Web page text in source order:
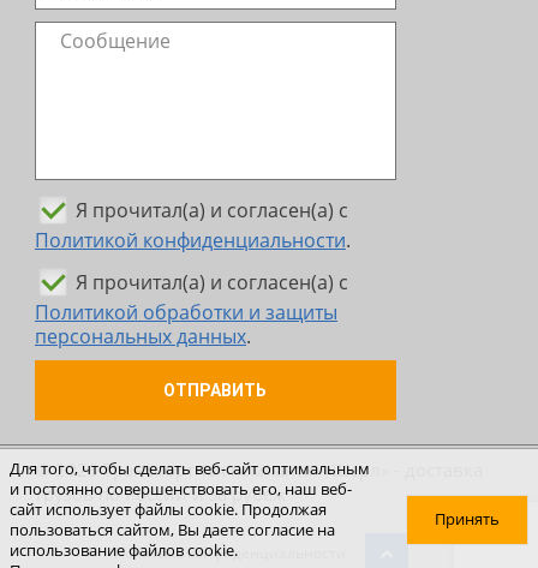
Я прочитал(а) и согласен(а) с
Политикой конфиденциальности.
Я прочитал(а) и согласен(а) с
Политикой обработки и защиты
персональных данных.
ОТПРАВИТЬ
© 2026 Транспортная компания «Шерл» - доставка
грузов по России и за рубеж
Политика конфиденциальности
Для того, чтобы сделать веб-сайт оптимальным
и постоянно совершенствовать его, наш веб-
сайт использует файлы cookie. Продолжая
пользоваться сайтом, Вы даете согласие на
использование файлов cookie.
Принять